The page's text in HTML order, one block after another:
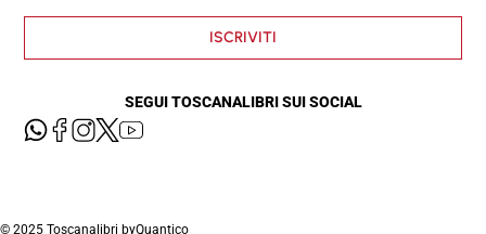
ISCRIVITI
SEGUI TOSCANALIBRI SUI SOCIAL
© 2025 Toscanalibri byQuantico